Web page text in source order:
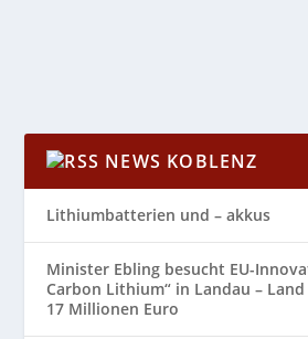
NEWS KOBLENZ
Lithiumbatterien und – akkus
Minister Ebling besucht EU-
Carbon Lithium“ in Landau –
17 Millionen Euro